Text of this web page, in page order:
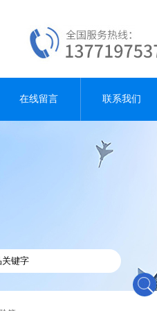
在线留言 联系我们